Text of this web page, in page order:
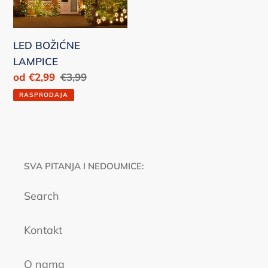
LED BOŽIĆNE
LAMPICE
Prodajna
cijena
od €2,99 Redovna
cijena
€3,99
RASPRODAJA
SVA PITANJA I NEDOUMICE:
Search
Kontakt
O nama